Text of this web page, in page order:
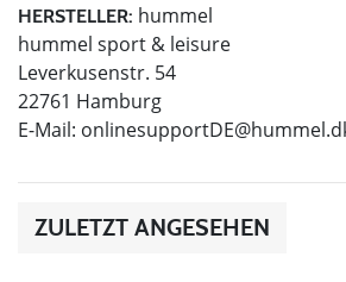
HERSTELLER: hummel
hummel sport & leisure
Leverkusenstr. 54
22761 Hamburg
E-Mail:
ZULETZT ANGESEHEN